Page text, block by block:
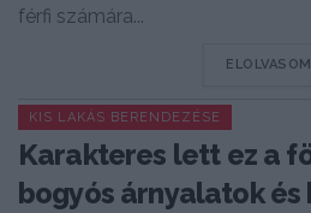
férfi számára...
ELOLVASOM
KIS LAKÁS BERENDEZÉSE
Karakteres lett ez a
bogyós árnyalatok és